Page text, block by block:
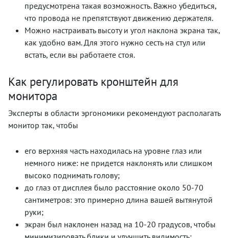
предусмотрена такая возможность. Важно убедиться,
что провода не препятствуют движению держателя.
Можно настраивать высоту и угол наклона экрана так,
как удобно вам. Для этого нужно сесть на стул или
встать, если вы работаете стоя.
Как регулировать кронштейн для
монитора
Эксперты в области эргономики рекомендуют располагать
монитор так, чтобы
его верхняя часть находилась на уровне глаз или
немного ниже: не придется наклонять или слишком
высоко поднимать голову;
до глаз от дисплея было расстояние около 50-70
сантиметров: это примерно длина вашей вытянутой
руки;
экран был наклонен назад на 10-20 градусов, чтобы